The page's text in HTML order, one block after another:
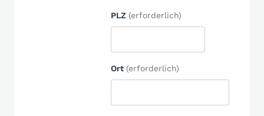
PLZ (erforderlich)
Ort (erforderlich)